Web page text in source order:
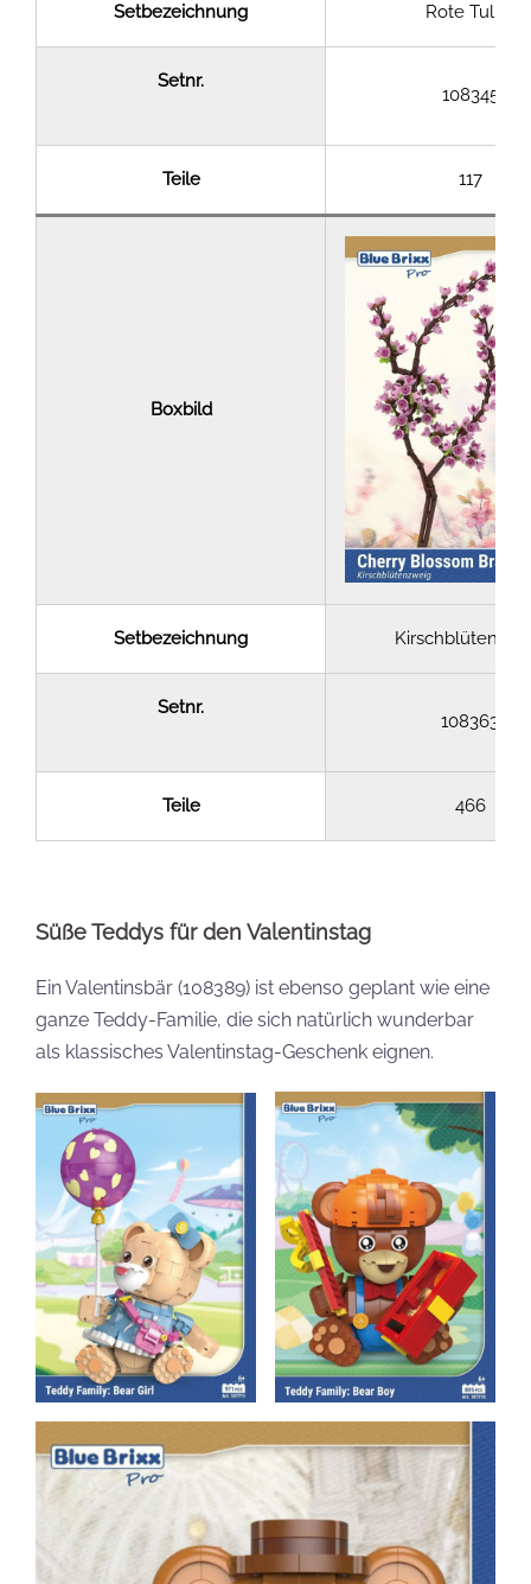
Setbezeichnung Rote Tulpe
Setnr.
108345
Teile 117
Boxbild
Setbezeichnung
Setnr.
108363
Teile 466
Süße Teddys für den Valentinstag
Ein Valentinsbär (108389) ist ebenso geplant wie eine
ganze Teddy-Familie, die sich natürlich wunderbar
als klassisches Valentinstag-Geschenk eignen.